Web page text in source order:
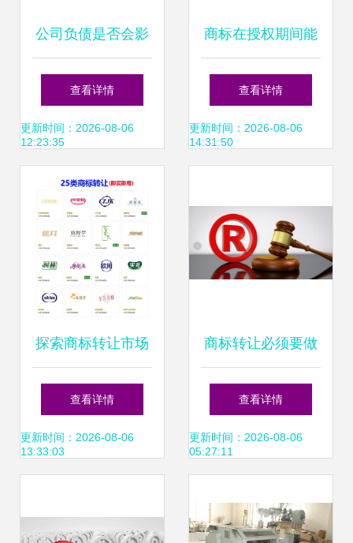
公司负债是否会影
响商标的转让
查看详情
更新时间：2026-08-06
12:23:35
商标在授权期间能
否转让？
查看详情
更新时间：2026-08-06
14:31:50
探索商标转让市场
各行各业商标，
2980元起售
查看详情
更新时间：2026-08-06
13:33:03
商标转让必须要做
的那些事 从前期准
备到办结收尾一次
查看详情
更新时间：2026-08-06
05:27:11